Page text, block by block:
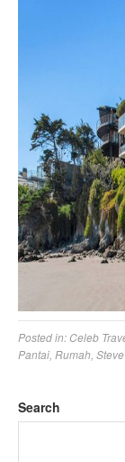
Posted in: Celeb
Pantai Rumah Steve
Search